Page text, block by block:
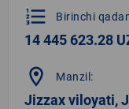
format_list_numbered Birinchi
14 445 623.28
location_on Manzil:
Jizzax viloyati,